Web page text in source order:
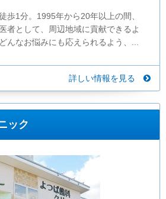
歩1分。1995年から20年以上の間、
者として、周辺地域に貢献できるよ
んなお悩みにも応えられるよう、...
詳しい情報を見る
ック